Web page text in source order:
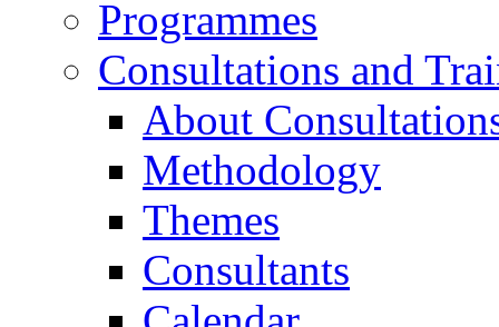
Programmes
Consultations and
About
Methodology
Themes
Consultants